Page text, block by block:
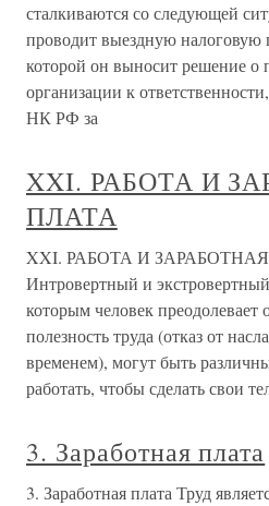
сталкиваются со следующей
проводит выездную налоговую
которой он выносит решение о
организации к
НК РФ за
XXI. РАБОТА И
ПЛАТА
XXI. РАБОТА И
Интровертный и
которым человек преодолевает
полезность труда (отказ от
временем), могут быть
работать, чтобы сделать свои
3. Заработная плата
3. Заработная плата Труд